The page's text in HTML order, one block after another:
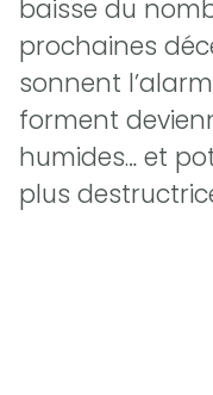
baisse du
prochaines
sonnent
forment
humides… et
plus